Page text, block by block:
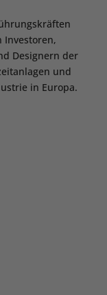
Investoren,
Designern der
und
in Europa.